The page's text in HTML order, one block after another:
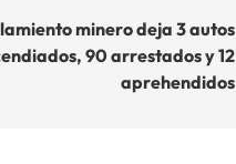
minero deja 3 autos
90 arrestados y 12
aprehendidos